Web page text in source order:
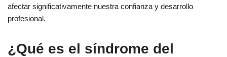
afectar significativamente nuestra confianza y desarrollo
profesional.
¿Qué es el síndrome del